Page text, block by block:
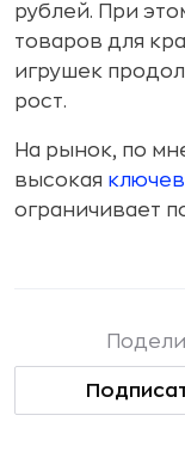
рублей. При
товаров для
игрушек
рост.
На рынок, по
высокая
ограничивает